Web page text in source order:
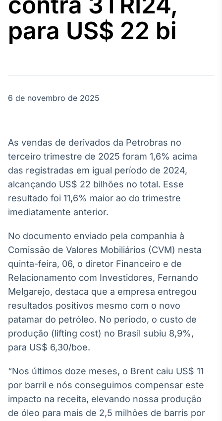
Agro
Tudo sobre o
agronegócio
Broadcast
Energia
O setor de
energia elétrica
White Label
Plataforma para
personalizados
Soluções de Dados
e Conteúdos
Broadcast
OTC
Plataforma para
negociação de
Broadcast
Datafeed
APIs para
integração de
para US$ 22 bi
6 de novembro de 2025
As vendas de derivados da Petrobras no
terceiro trimestre de 2025 foram 1,6% acima
das registradas em igual período de 2024,
alcançando US$ 22 bilhões no total. Esse
resultado foi 11,6% maior ao do trimestre
imediatamente anterior.
No documento enviado pela companhia à
Comissão de Valores Mobiliários (CVM) nesta
quinta-feira, 06, o diretor Financeiro e de
Relacionamento com Investidores, Fernando
Melgarejo, destaca que a empresa entregou
resultados positivos mesmo com o novo
patamar do petróleo. No período, o custo de
produção (lifting cost) no Brasil subiu 8,9%,
para US$ 6,30/boe.
“Nos últimos doze meses, o Brent caiu US$ 11
por barril e nós conseguimos compensar este
impacto na receita, elevando nossa produção
de óleo para mais de 2,5 milhões de barris por